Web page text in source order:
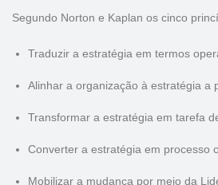
Segundo Norton e Kaplan os cinco
Traduzir a estratégia em termos
Alinhar a organização à estratégia a
Transformar a estratégia em tarefa
Converter a estratégia em processo
Mobilizar a mudança por meio da